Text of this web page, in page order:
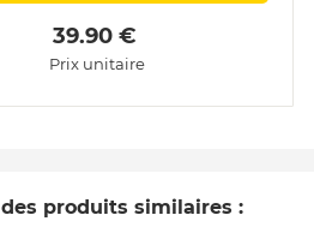
39.90 €
Prix unitaire
produits similaires :